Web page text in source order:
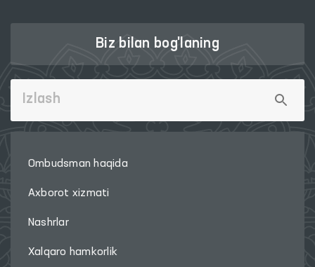
Biz bilan bog'laning
Ombudsman haqida
Axborot xizmati
Nashrlar
Xalqaro hamkorlik